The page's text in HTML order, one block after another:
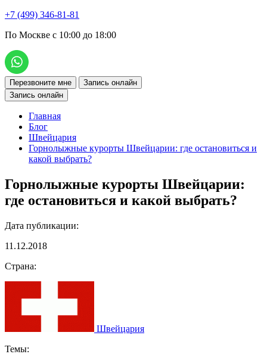
+7 (499) 346-81-81
По Москве с 10:00 до 18:00
Перезвоните мне
Запись онлайн
Запись онлайн
Главная
Блог
Швейцария
Горнолыжные курорты Швейцарии: где остановиться и
какой выбрать?
Горнолыжные курорты Швейцарии:
где остановиться и какой выбрать?
Дата публикации:
11.12.2018
Страна:
Швейцария
Темы: